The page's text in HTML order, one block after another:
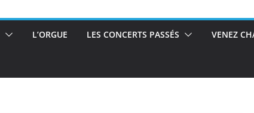
L’ORGUE LES CONCERTS PASSÉS VENEZ